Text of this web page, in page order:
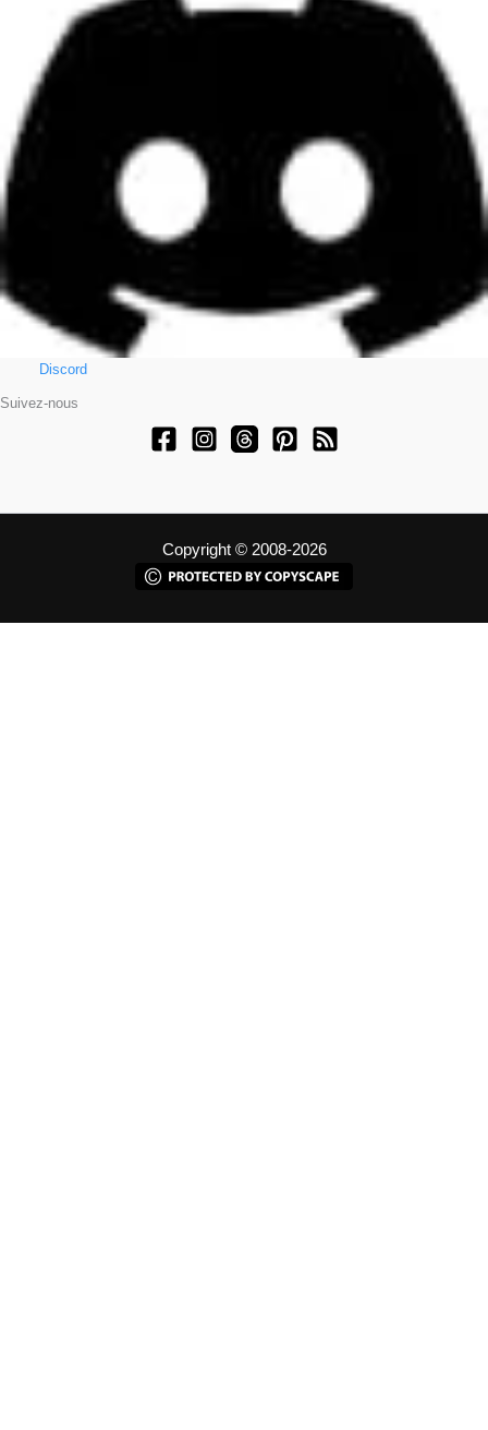
Discord
Suivez-nous
Copyright © 2008-2026